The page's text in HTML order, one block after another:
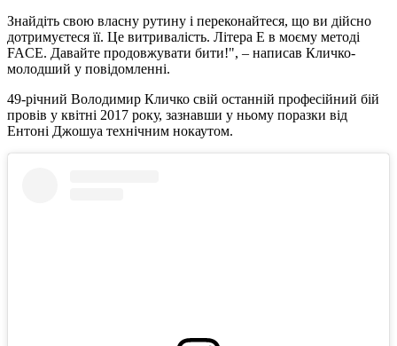
Знайдіть свою власну рутину і переконайтеся, що ви дійсно
дотримуєтеся її. Це витривалість. Літера Е в моєму методі
FACE. Давайте продовжувати бити!", – написав Кличко-
молодший у повідомленні.
49-річний Володимир Кличко свій останній професійний бій
провів у квітні 2017 року, зазнавши у ньому поразки від
Ентоні Джошуа технічним нокаутом.